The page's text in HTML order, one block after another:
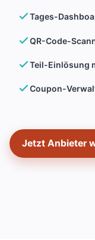
Tages-
QR-Code-
Teil-Einlösung
Coupon-
Jetzt Anbieter